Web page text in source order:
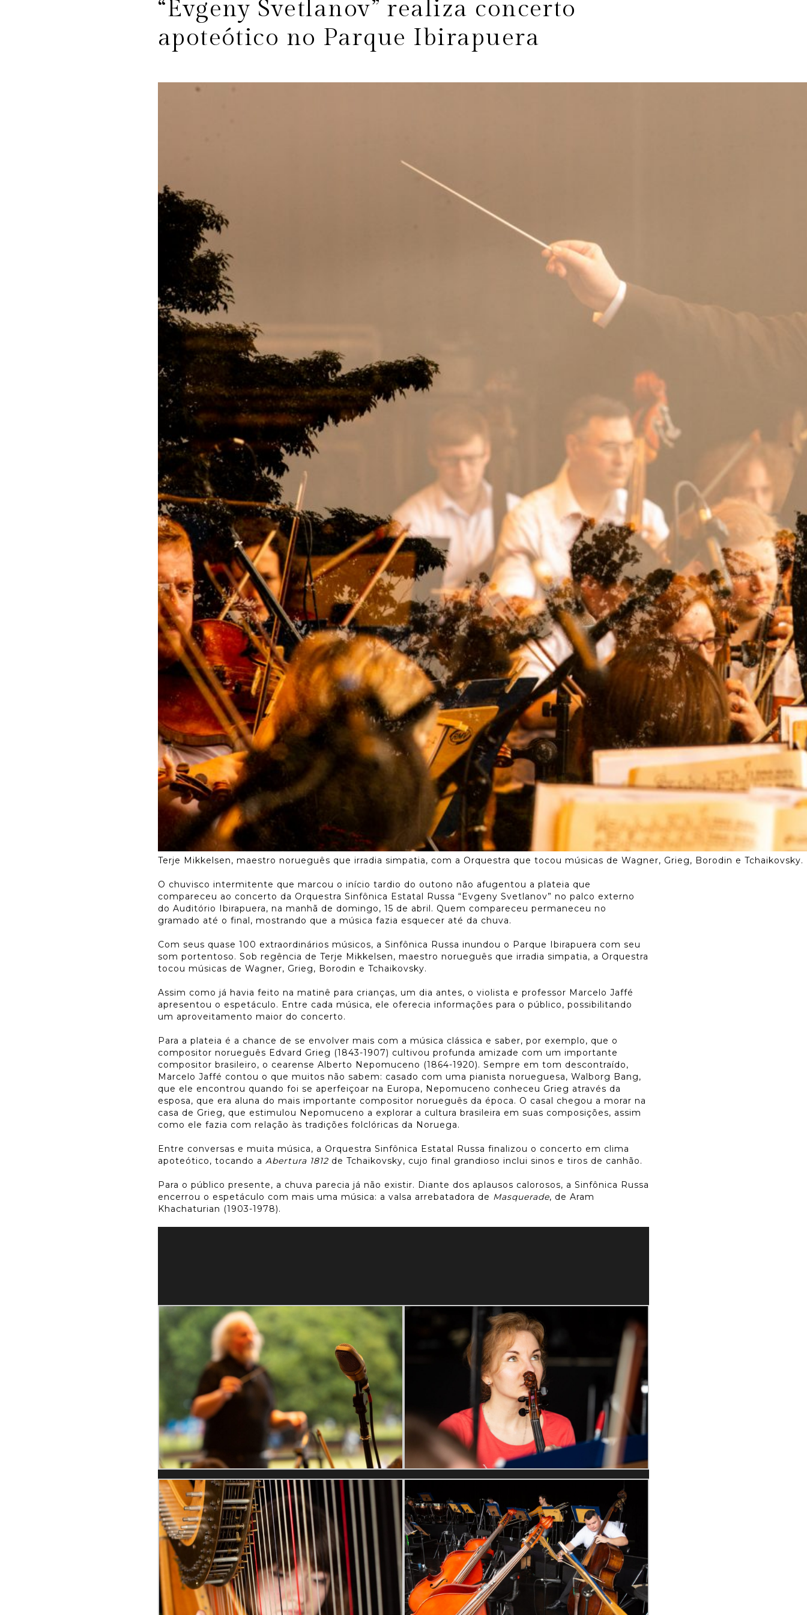
“Evgeny Svetlanov” realiza concerto
apoteótico no Parque Ibirapuera
Terje Mikkelsen, maestro norueguês que irradia simpatia, com a Orquestra que tocou músicas de Wagner, Grieg, Borodin e
O chuvisco intermitente que marcou o início tardio do outono não afugentou a plateia que
compareceu ao concerto da Orquestra Sinfônica Estatal Russa “Evgeny Svetlanov” no palco externo
do Auditório Ibirapuera, na manhã de domingo, 15 de abril. Quem compareceu permaneceu no
gramado até o final, mostrando que a música fazia esquecer até da chuva.
Com seus quase 100 extraordinários músicos, a Sinfônica Russa inundou o Parque Ibirapuera com seu
som portentoso. Sob regência de Terje Mikkelsen, maestro norueguês que irradia simpatia, a Orquestra
tocou músicas de Wagner, Grieg, Borodin e Tchaikovsky.
Assim como já havia feito na matinê para crianças, um dia antes, o violista e professor Marcelo Jaffé
apresentou o espetáculo. Entre cada música, ele oferecia informações para o público, possibilitando
um aproveitamento maior do concerto.
Para a plateia é a chance de se envolver mais com a música clássica e saber, por exemplo, que o
compositor norueguês Edvard Grieg (1843-1907) cultivou profunda amizade com um importante
compositor brasileiro, o cearense Alberto Nepomuceno (1864-1920). Sempre em tom descontraído,
Marcelo Jaffé contou o que muitos não sabem: casado com uma pianista norueguesa, Walborg Bang,
que ele encontrou quando foi se aperfeiçoar na Europa, Nepomuceno conheceu Grieg através da
esposa, que era aluna do mais importante compositor norueguês da época. O casal chegou a morar na
casa de Grieg, que estimulou Nepomuceno a explorar a cultura brasileira em suas composições, assim
como ele fazia com relação às tradições folclóricas da Noruega.
Entre conversas e muita música, a Orquestra Sinfônica Estatal Russa finalizou o concerto em clima
apoteótico, tocando a Abertura 1812de Tchaikovsky, cujo final grandioso inclui sinos e tiros de canhão.
Para o público presente, a chuva parecia já não existir. Diante dos aplausos calorosos, a Sinfônica Russa
encerrou o espetáculo com mais uma música: a valsa arrebatadora de Masquerade, de Aram
Khachaturian (1903-1978).